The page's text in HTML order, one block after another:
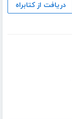
دریافت از کتابراه